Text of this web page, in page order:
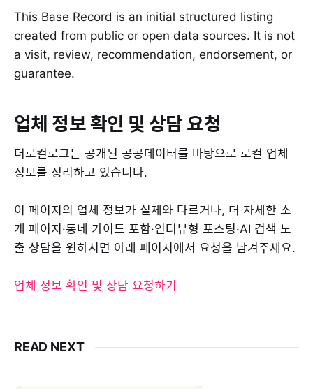
This Base Record is an initial structured listing
created from public or open data sources. It is not
a visit, review, recommendation, endorsement, or
guarantee.
업체 정보 확인 및 상담 요청
더로컬로그는 공개된 공공데이터를 바탕으로 로컬 업체
정보를 정리하고 있습니다.
이 페이지의 업체 정보가 실제와 다르거나, 더 자세한 소
개 페이지·동네 가이드 포함·인터뷰형 포스팅·AI 검색 노
출 상담을 원하시면 아래 페이지에서 요청을 남겨주세요.
업체 정보 확인 및 상담 요청하기
READ NEXT